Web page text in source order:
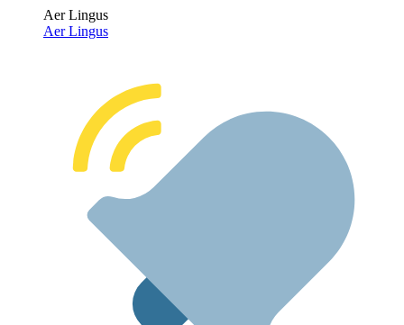
Aer Lingus
Aer Lingus